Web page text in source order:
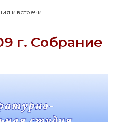
и встречи
г. Собрание